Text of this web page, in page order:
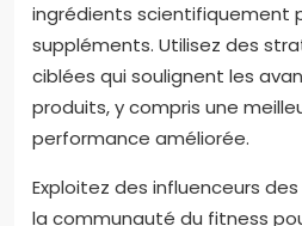
ingrédients scientifiquement
suppléments. Utilisez des
ciblées qui soulignent les
produits, y compris une
performance améliorée.
Exploitez des influenceurs
la communauté du fitness